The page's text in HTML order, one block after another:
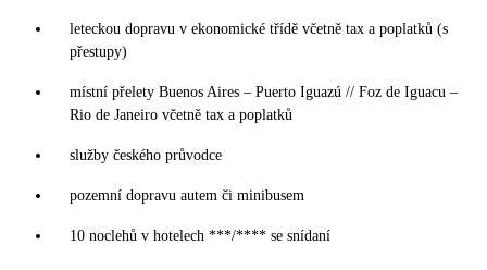
leteckou dopravu v ekonomické třídě včetně tax a poplatků (s
přestupy)
místní přelety Buenos Aires – Puerto Iguazú // Foz de Iguacu –
Rio de Janeiro včetně tax a poplatků
služby českého průvodce
pozemní dopravu autem či minibusem
10 noclehů v hotelech ***/**** se snídaní